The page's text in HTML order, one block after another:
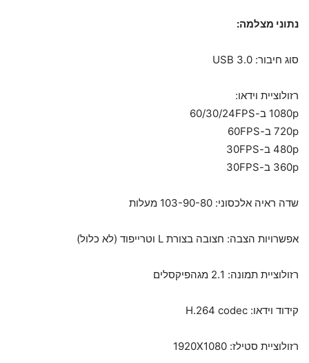
נתוני מצלמה:
סוג חיבור: USB 3.0
רזולוציית וידאו:
1080p ב-60/30/24FPS
720p ב-60FPS
480p ב-30FPS
360p ב-30FPS
שדה ראיה אלכסוני: 103-90-80 מעלות
אפשרויות הצבה: חצובה בצורת L וטרייפוד (לא כלול)
רזולוציית תמונה: 2.1 מגהפיקסלים
קידוד וידאו: H.264 codec
רזולוציית סטילז: 1920X1080